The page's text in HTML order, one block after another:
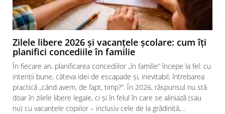
Zilele libere 2026 și vacanțele școlare: cum îți
planifici concediile în familie
În fiecare an, planificarea concediilor „în familie” începe la fel: cu
intenții bune, câteva idei de escapade și, inevitabil, întrebarea
practică „când avem, de fapt, timp?”. În 2026, răspunsul nu stă
doar în zilele libere legale, ci și în felul în care se aliniază (sau
nu) cu vacanțele copiilor – inclusiv cele de la grădiniță,...